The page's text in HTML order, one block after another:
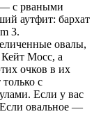
— с рваными
аутфит: бархат
3.
овалы,
Мосс, а
очков в их
с
Если у вас
овальное —